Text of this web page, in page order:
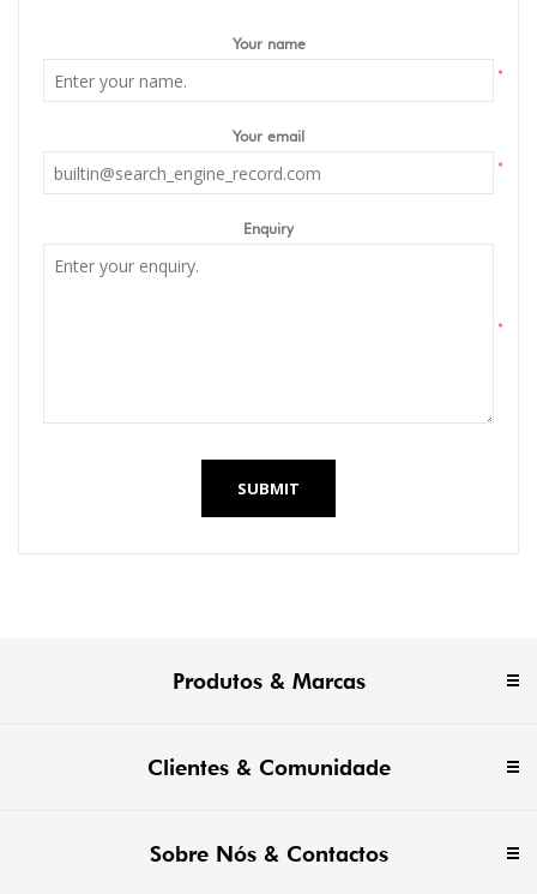
Your name
*
Your email
*
Enquiry
*
SUBMIT
Produtos & Marcas
Clientes & Comunidade
Sobre Nós & Contactos